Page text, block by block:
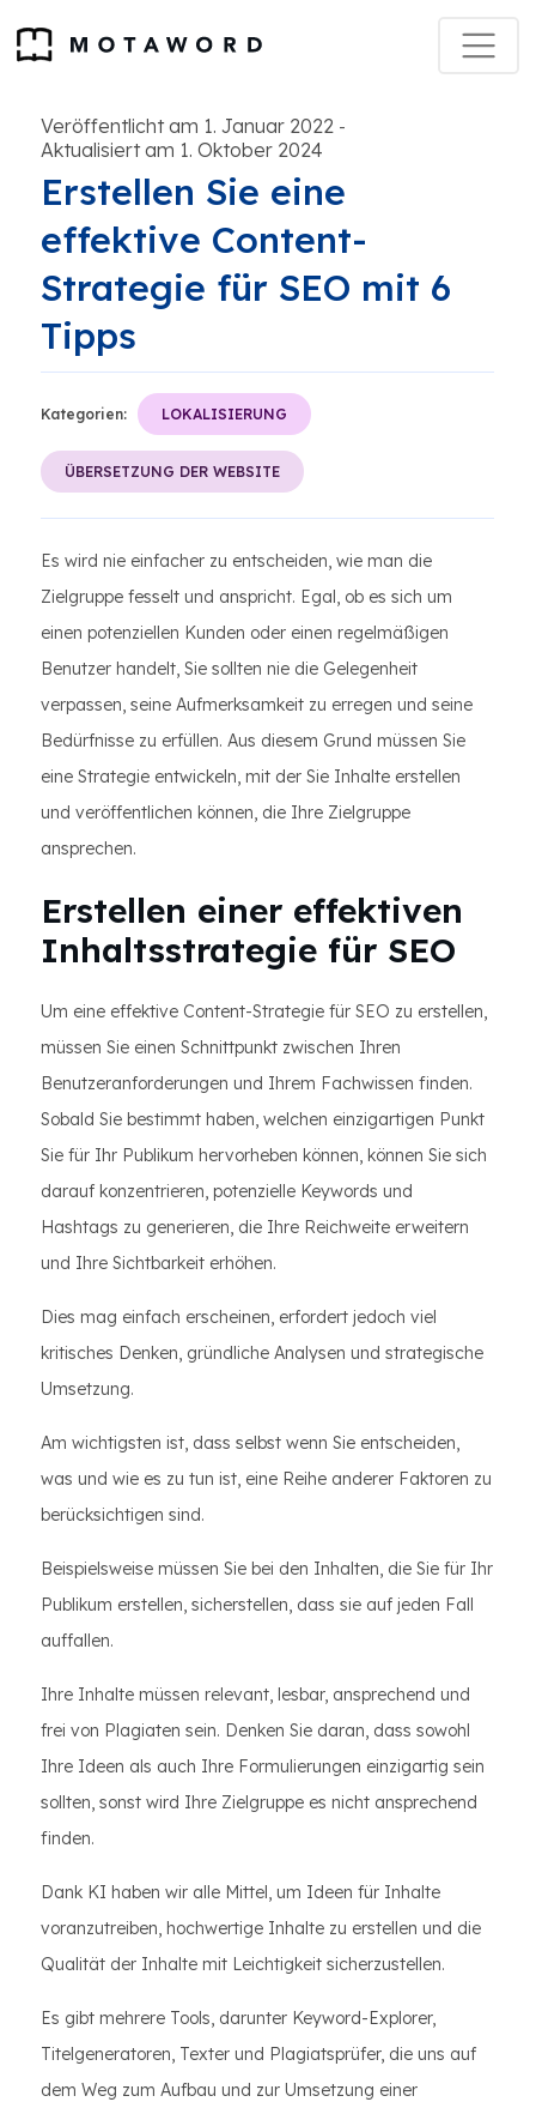
Veröffentlicht am 1. Januar 2022 -
Aktualisiert am 1. Oktober 2024
Erstellen Sie eine
effektive Content-
Strategie für SEO mit 6
Tipps
Kategorien: LOKALISIERUNG
ÜBERSETZUNG DER WEBSITE
Es wird nie einfacher zu entscheiden, wie man die
Zielgruppe fesselt und anspricht. Egal, ob es sich um
einen potenziellen Kunden oder einen regelmäßigen
Benutzer handelt, Sie sollten nie die Gelegenheit
verpassen, seine Aufmerksamkeit zu erregen und seine
Bedürfnisse zu erfüllen. Aus diesem Grund müssen Sie
eine Strategie entwickeln, mit der Sie Inhalte erstellen
und veröffentlichen können, die Ihre Zielgruppe
ansprechen.
Erstellen einer effektiven
Inhaltsstrategie für SEO
Um eine effektive Content-Strategie für SEO zu erstellen,
müssen Sie einen Schnittpunkt zwischen Ihren
Benutzeranforderungen und Ihrem Fachwissen finden.
Sobald Sie bestimmt haben, welchen einzigartigen Punkt
Sie für Ihr Publikum hervorheben können, können Sie sich
darauf konzentrieren, potenzielle Keywords und
Hashtags zu generieren, die Ihre Reichweite erweitern
und Ihre Sichtbarkeit erhöhen.
Dies mag einfach erscheinen, erfordert jedoch viel
kritisches Denken, gründliche Analysen und strategische
Umsetzung.
Am wichtigsten ist, dass selbst wenn Sie entscheiden,
was und wie es zu tun ist, eine Reihe anderer Faktoren zu
berücksichtigen sind.
Beispielsweise müssen Sie bei den Inhalten, die Sie für Ihr
Publikum erstellen, sicherstellen, dass sie auf jeden Fall
auffallen.
Ihre Inhalte müssen relevant, lesbar, ansprechend und
frei von Plagiaten sein. Denken Sie daran, dass sowohl
Ihre Ideen als auch Ihre Formulierungen einzigartig sein
sollten, sonst wird Ihre Zielgruppe es nicht ansprechend
finden.
Dank KI haben wir alle Mittel, um Ideen für Inhalte
voranzutreiben, hochwertige Inhalte zu erstellen und die
Qualität der Inhalte mit Leichtigkeit sicherzustellen.
Es gibt mehrere Tools, darunter Keyword-Explorer,
Titelgeneratoren, Texter und Plagiatsprüfer, die uns auf
dem Weg zum Aufbau und zur Umsetzung einer